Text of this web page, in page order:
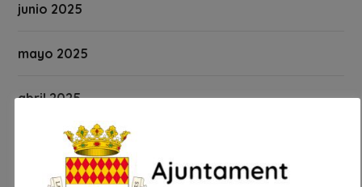
junio 2025
mayo 2025
abril 2025
marzo 2025